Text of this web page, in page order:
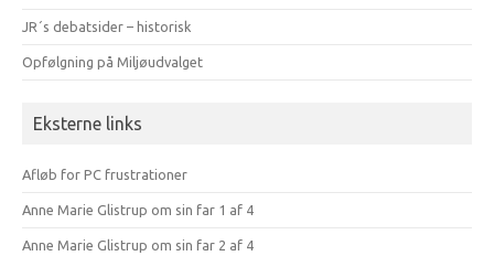
JR´s debatsider – historisk
Opfølgning på Miljøudvalget
Eksterne links
Afløb for PC frustrationer
Anne Marie Glistrup om sin far 1 af 4
Anne Marie Glistrup om sin far 2 af 4